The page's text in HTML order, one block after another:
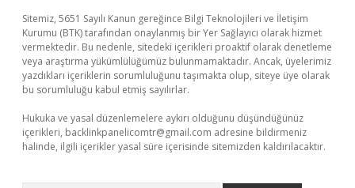
Sitemiz, 5651 Sayılı Kanun gereğince Bilgi Teknolojileri ve İletişim
Kurumu (BTK) tarafından onaylanmış bir Yer Sağlayıcı olarak hizmet
vermektedir. Bu nedenle, sitedeki içerikleri proaktif olarak denetleme
veya araştırma yükümlülüğümüz bulunmamaktadır. Ancak, üyelerimiz
yazdıkları içeriklerin sorumluluğunu taşımakta olup, siteye üye olarak
bu sorumluluğu kabul etmiş sayılırlar.
Hukuka ve yasal düzenlemelere aykırı olduğunu düşündüğünüz
içerikleri, backlinkpanelicomtr@gmail.com adresine bildirmeniz
halinde, ilgili içerikler yasal süre içerisinde sitemizden kaldırılacaktır.